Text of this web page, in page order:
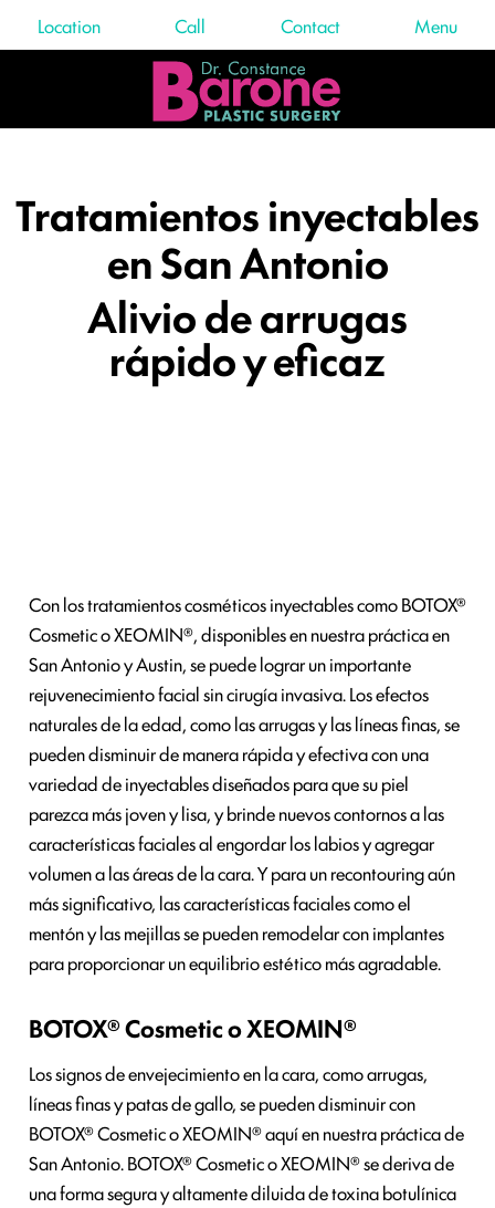
Menu
Location Call Contact
Tratamientos inyectables
en San Antonio
Alivio de arrugas
rápido y eficaz
Con los tratamientos cosméticos inyectables como BOTOX®
Cosmetic o XEOMIN®, disponibles en nuestra práctica en
San Antonio y Austin, se puede lograr un importante
rejuvenecimiento facial sin cirugía invasiva. Los efectos
naturales de la edad, como las arrugas y las líneas finas, se
pueden disminuir de manera rápida y efectiva con una
variedad de inyectables diseñados para que su piel
parezca más joven y lisa, y brinde nuevos contornos a las
características faciales al engordar los labios y agregar
volumen a las áreas de la cara. Y para un recontouring aún
más significativo, las características faciales como el
mentón y las mejillas se pueden remodelar con implantes
para proporcionar un equilibrio estético más agradable.
BOTOX® Cosmetic o XEOMIN®
Los signos de envejecimiento en la cara, como arrugas,
líneas finas y patas de gallo, se pueden disminuir con
BOTOX® Cosmetic o XEOMIN® aquí en nuestra práctica de
San Antonio. BOTOX® Cosmetic o XEOMIN® se deriva de
una forma segura y altamente diluida de toxina botulínica